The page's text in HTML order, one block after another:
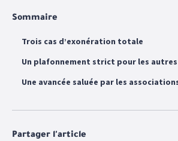
Sommaire
Trois cas d’exonération totale
Un plafonnement strict pour les
Une avancée saluée par les
Partager l'article